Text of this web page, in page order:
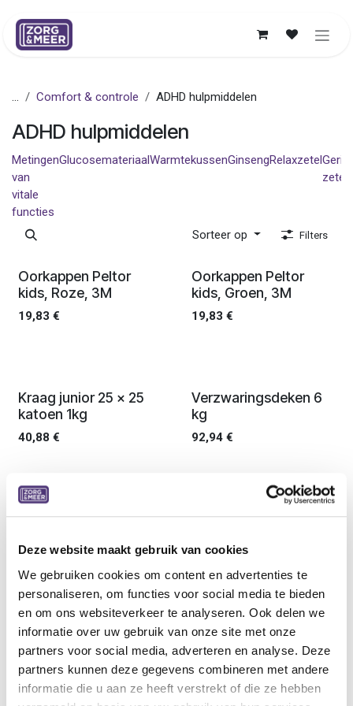
Deze website maakt gebruik van cookies
We gebruiken cookies om content en advertenties te
personaliseren, om functies voor social media te bieden
en om ons websiteverkeer te analyseren. Ook delen we
informatie over uw gebruik van onze site met onze
partners voor social media, adverteren en analyse. Deze
partners kunnen deze gegevens combineren met andere
informatie die u aan ze heeft verstrekt of die ze hebben
... Comfort & controle ADHD hulpmiddelen
ADHD hulpmiddelen
Metingen
van
vitale
functies
GlucosemateriaalWarmtekussenGinsengRelaxzetel
zetel
Sorteer op Filters
Ledenprijs
Oorkappen Peltor
kids, Roze, 3M
19,83 €
Ledenprijs
Oorkappen Peltor
kids, Groen, 3M
19,83 €
Ledenprijs
Kraag junior 25 x 25
katoen 1kg
40,88 €
Ledenprijs
Verzwaringsdeken 6
kg
92,94€
Ledenprijs
Verzwaringsdeken 4
84,02 €
Ledenprijs
Digitaal
26,00€
Ledenprijs
Friemelband met
balletje 75 cm rond -
set van 2
33,10€
Ledenprijs
Therapie tijdsklok
Time Timer PLUS -
zwart
50,21€